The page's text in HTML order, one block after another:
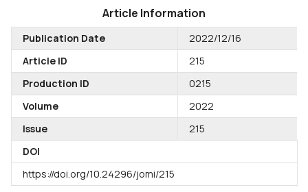
Article Information
Publication Date
2022/12/16
Article ID
215
Production ID
0215
Volume
2022
Issue
215
DOI
https://doi.org/10.24296/jomi/215